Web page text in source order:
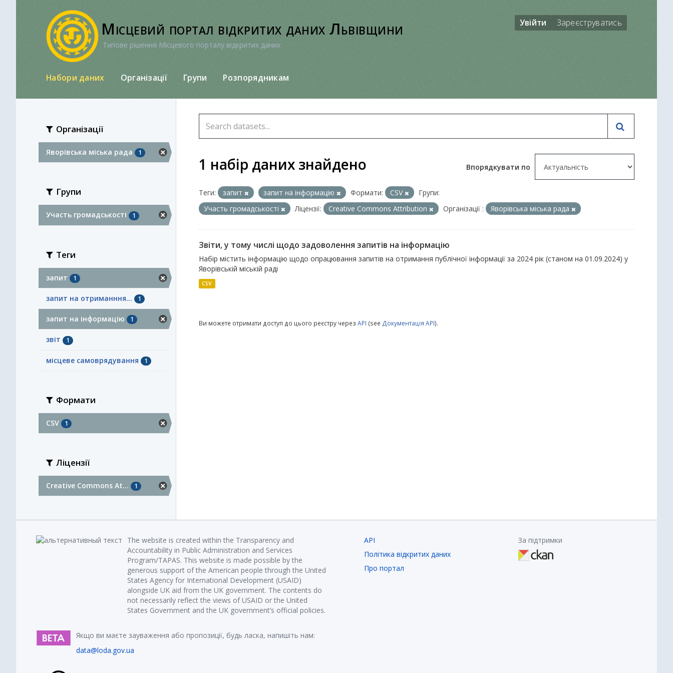
Місцевий портал відкритих даних Львівщини
Типове рішення Місцевого порталу відкритих даних
Увійти Зареєструватись
Набори даних Організації Групи Розпорядникам
Організації
Яворівська міська рада 1
Групи
Участь громадськості 1
Теги
запит 1
запит на отриманння... 1
запит на інформацію 1
звіт 1
місцеве самоврядування 1
Формати
CSV 1
Ліцензії
Creative Commons At... 1
Впорядкувати по
1 набір даних знайдено
Теги: запит запит на інформацію Формати: CSV
Групи:
Участь громадськості
Ліцензії: Creative Commons Attribution Організації : Яворівська міська рада
Звіти, у тому числі щодо задоволення запитів на інформацію
Набір містить інформацію щодо опрацювання запитів на отримання публічної інформації за 2024 рік (станом на 01.09.2024) у
Яворівській міській раді
CSV
Ви можете отримати доступ до цього реєстру через API (see Документація API).
The website is created within the Transparency and
Accountability in Public Administration and Services
Program/TAPAS. This website is made possible by the
generous support of the American people through the United
States Agency for International Development (USAID)
alongside UK aid from the UK government. The contents do
not necessarily reflect the views of USAID or the United
States Government and the UK government’s official policies.
Якщо ви маєте зауваження або пропозиції, будь ласка, напишіть нам:
data@loda.gov.ua
API
Політика відкритих даних
Про портал
За підтримки